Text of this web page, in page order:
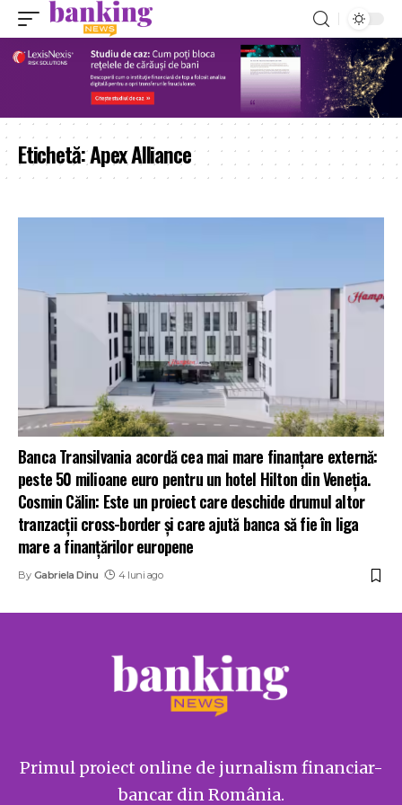
Etichetă:Apex Alliance
Banca Transilvania acordă cea mai mare finanțare externă:
peste 50 milioane euro pentru un hotel Hilton din Veneția.
Cosmin Călin: Este un proiect care deschide drumul altor
tranzacții cross-border și care ajută banca să fie în liga
mare a finanțărilor europene
By Gabriela Dinu 4 luni ago
Primul proiect online de jurnalism financiar-
bancar din România.